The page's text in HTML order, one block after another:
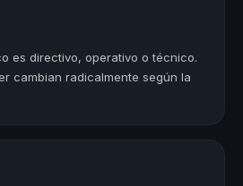
es directivo, operativo o técnico.
cambian radicalmente según la